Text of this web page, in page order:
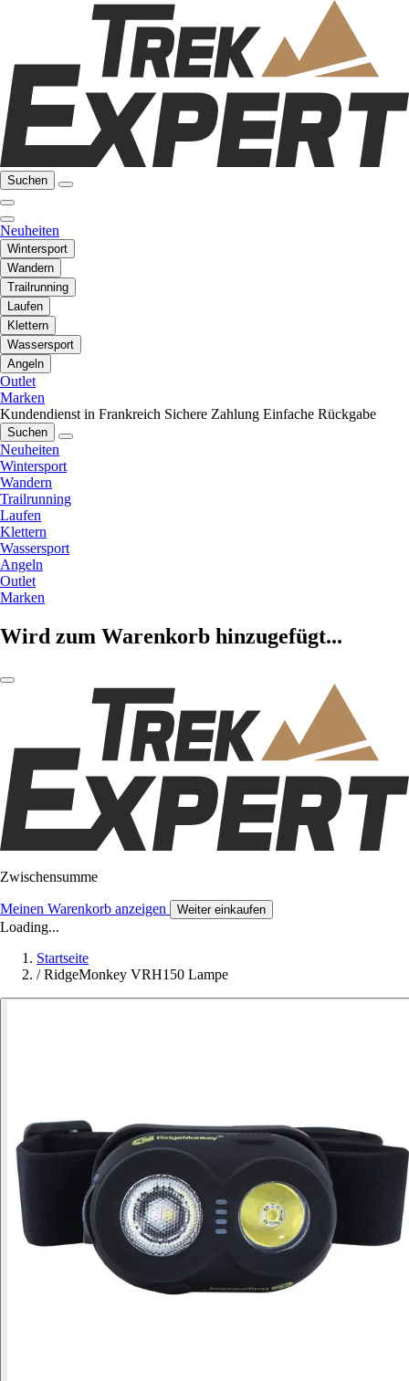
Suchen
Neuheiten
Wintersport
Wandern
Trailrunning
Laufen
Klettern
Wassersport
Angeln
Outlet
Marken
Kundendienst in Frankreich Sichere Zahlung Einfache Rückgabe
Suchen
Neuheiten
Wintersport
Wandern
Trailrunning
Laufen
Klettern
Wassersport
Angeln
Outlet
Marken
Wird zum Warenkorb hinzugefügt...
Zwischensumme
Meinen Warenkorb anzeigen Weiter einkaufen
Loading...
Startseite
/ RidgeMonkey VRH150 Lampe